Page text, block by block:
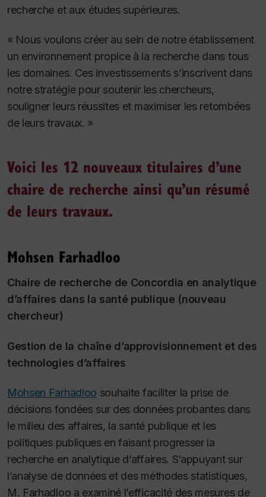
recherche et aux études supérieures.
« Nous voulons créer au sein de notre établissement
un environnement propice à la recherche dans tous
les domaines. Ces investissements s’inscrivent dans
notre stratégie pour soutenir les chercheurs,
souligner leurs réussites et maximiser les retombées
de leurs travaux. »
Voici les 12 nouveaux titulaires d’une
chaire de recherche ainsi qu’un résumé
de leurs travaux.
Mohsen Farhadloo
Chaire de recherche de Concordia en analytique
d’affaires dans la santé publique (nouveau
chercheur)
Gestion de la chaîne d’approvisionnement et des
technologies d’affaires
Mohsen Farhadloo souhaite faciliter la prise de
décisions fondées sur des données probantes dans
le milieu des affaires, la santé publique et les
politiques publiques en faisant progresser la
recherche en analytique d’affaires. S’appuyant sur
l’analyse de données et des méthodes statistiques,
M. Farhadloo a examiné l’efficacité des mesures de